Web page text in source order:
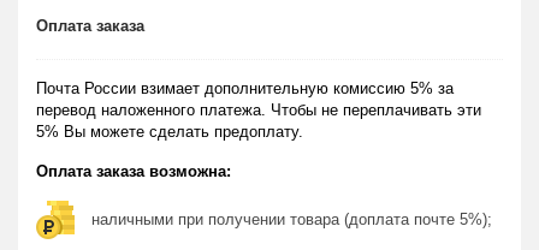
Оплата заказа
Почта России взимает дополнительную комиссию 5% за
перевод наложенного платежа. Чтобы не переплачивать эти
5% Вы можете сделать предоплату.
Оплата заказа возможна:
наличными при получении товара (доплата почте 5%);